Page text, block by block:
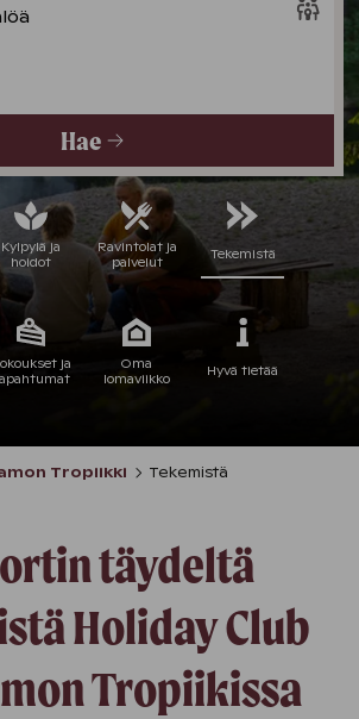
Hae
Kylpylä ja
hoidot
Ravintolat ja
palvelut
Tekemistä
ja
Oma
lomaviikko
Hyvä tietää
Tropiikki Tekemistä
täydeltä
Holiday Club
Tropiikissa